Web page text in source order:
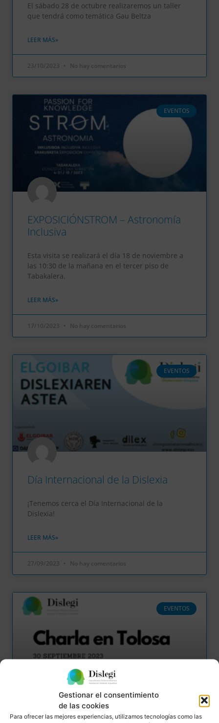
Gestionar el consentimiento
de las cookies
Para ofrecer las mejores experiencias, utilizamos tecnologías como las
El sábado 28 de octubre realizaremos un taller
que tendrá como temática Gau Beltza
LEER MÁS»
23/10/2023 No hay comentarios
EVENTOS
EXPOSICIÓNSTROM – Astronomía
Inclusiva
Esta visita se realizará el día 18 de noviembre a
las 10:30 de la mañana en el tercer piso de
Tabakalera.
LEER MÁS»
17/10/2023 No hay comentarios
EVENTOS
Día Internacional de la Dislexia
¡Tenemos cerca el Día Internacional de la
Dislexia!
LEER MÁS»
27/09/2023 No hay comentarios
EVENTOS
Charla en Tolosa – 30 septiembre